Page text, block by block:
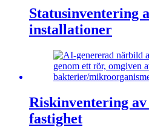
Statusinventering
installationer
Riskinventering
fastighet